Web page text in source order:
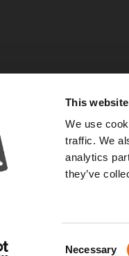
This
We use
traffic. We
analytics
they’ve
Necessary